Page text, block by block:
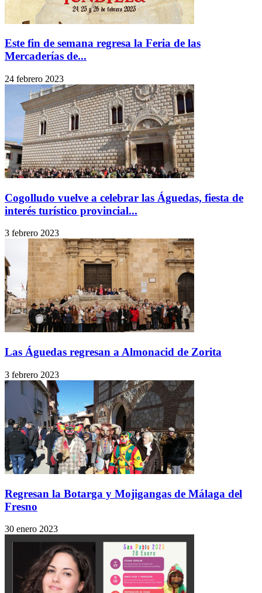
Este fin de semana regresa la Feria de las
Mercaderías de...
24 febrero 2023
Cogolludo vuelve a celebrar las Águedas, fiesta de
interés turístico provincial...
3 febrero 2023
Las Águedas regresan a Almonacid de Zorita
3 febrero 2023
Regresan la Botarga y Mojigangas de Málaga del
Fresno
30 enero 2023